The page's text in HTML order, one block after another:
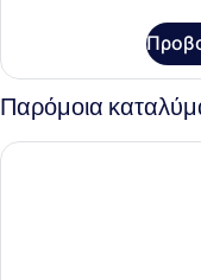
από
Κρεβάτια
(Executive)
Δωμάτιο,
Περισσότερα
από
Κρεβάτια
Παρόμοια
Shangri-La Golden